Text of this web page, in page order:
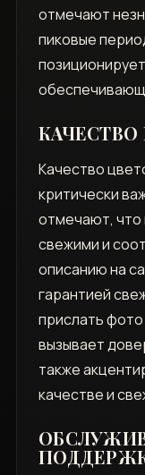
отмечают
пиковые
Качество
критически
отмечают, что
свежими и
описанию на
гарантией
прислать
вызывает
также
качестве и